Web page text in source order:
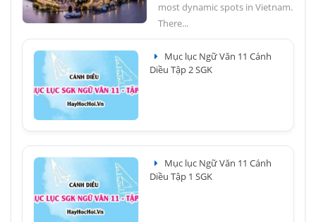
most dynamic spots in Vietnam.
There...
Mục lục Ngữ Văn 11 Cánh
Diều Tập 2 SGK
Mục lục Ngữ Văn 11 Cánh
Diều Tập 1 SGK